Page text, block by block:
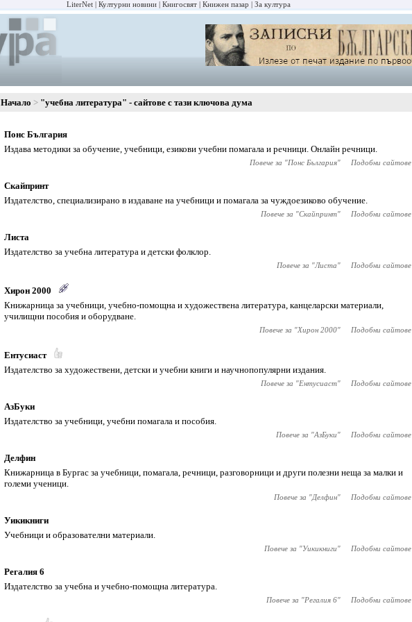
LiterNet Културни новини Книгосвят Книжен пазар За култура
Начало "учебна литература" - сайтове с тази ключова дума
Понс България
Издава методики за обучение, учебници, езикови учебни помагала и речници. Онлайн речници.
Повече за "Понс България" Подобни сайтове
Скайпринт
Издателство, специализирано в издаване на учебници и помагала за чуждоезиково обучение.
Повече за "Скайпринт" Подобни сайтове
Листа
Издателство за учебна литература и детски фолклор.
Повече за "Листа" Подобни сайтове
Хирон 2000
Книжарница за учебници, учебно-помощна и художествена литература, канцеларски материали,
училищни пособия и оборудване.
Повече за "Хирон 2000" Подобни сайтове
Ентусиаст
Издателство за художествени, детски и учебни книги и научнопопулярни издания.
Повече за "Ентусиаст" Подобни сайтове
АзБуки
Издателство за учебници, учебни помагала и пособия.
Повече за "АзБуки" Подобни сайтове
Делфин
Книжарница в Бургас за учебници, помагала, речници, разговорници и други полезни неща за малки и
големи ученици.
Повече за "Делфин" Подобни сайтове
Уикикниги
Учебници и образователни материали.
Повече за "Уикикниги" Подобни сайтове
Регалия 6
Издателство за учебна и учебно-помощна литература.
Повече за "Регалия 6" Подобни сайтове